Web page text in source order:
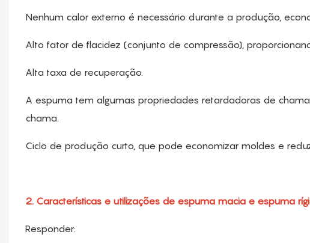
Nenhum calor externo é necessário durante a produção,
Alto fator de flacidez (conjunto de compressão),
Alta taxa de recuperação.
A espuma tem algumas propriedades retardadoras de
chama.
Ciclo de produção curto, que pode economizar moldes e
2. Características e utilizações de espuma macia e espuma
Responder: